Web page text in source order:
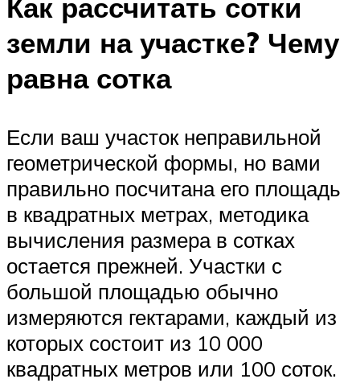
Как рассчитать сотки
земли на участке? Чему
равна сотка
Если ваш участок неправильной
геометрической формы, но вами
правильно посчитана его площадь
в квадратных метрах, методика
вычисления размера в сотках
остается прежней. Участки с
большой площадью обычно
измеряются гектарами, каждый из
которых состоит из 10 000
квадратных метров или 100 соток.